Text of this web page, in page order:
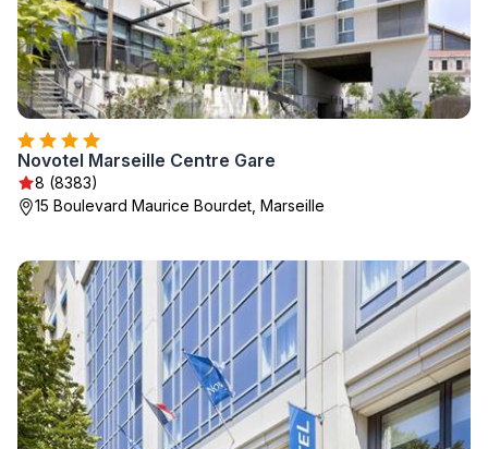
Novotel Marseille Centre Gare
8 (8383)
15 Boulevard Maurice Bourdet, Marseille